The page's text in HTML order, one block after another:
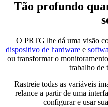
Tão profundo
O PRTG lhe dá uma visão
dispositivo de hardware e
ou transformar o
trabalho de
Rastreie todas as variáveis
relance a partir de uma
configurar e usar